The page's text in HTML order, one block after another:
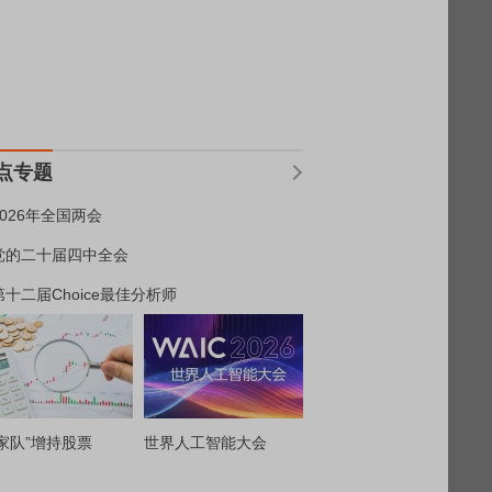
专题
年全国两会
的二十届四中全会
十二届Choice最佳分析师
队”增持股票 世界人工智能大会